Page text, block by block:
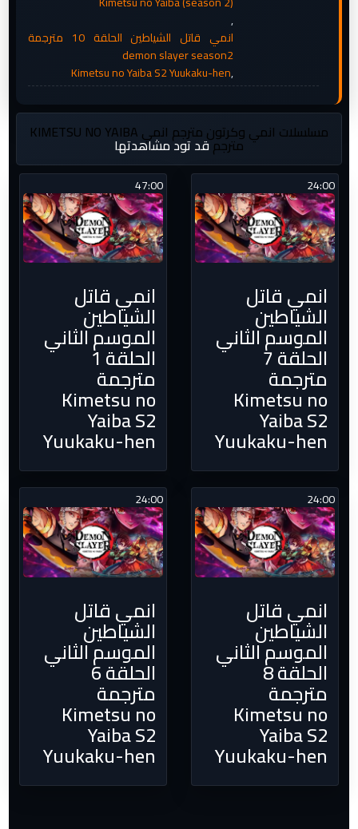
,
انمي قاتل الشياطين الحلقة 10 مترجمة
demon slayer season2
,
Kimetsu no Yaiba S2 Yuukaku-hen
مسلسلات انمي وكرتون مترجم انمي KIMETSU NO YAIBA
مترجمقد تود مشاهدتها
24:00
انمي قاتل
الشياطين
الموسم الثاني
الحلقة 7
مترجمة
Kimetsu no
Yaiba S2
Yuukaku-hen
47:00
انمي قاتل
الشياطين
الموسم الثاني
الحلقة 1
مترجمة
Kimetsu no
Yaiba S2
Yuukaku-hen
24:00
انمي قاتل
الشياطين
الموسم الثاني
الحلقة 8
مترجمة
Kimetsu no
Yaiba S2
Yuukaku-hen
24:00
انمي قاتل
الشياطين
الموسم الثاني
الحلقة 6
مترجمة
Kimetsu no
Yaiba S2
Yuukaku-hen